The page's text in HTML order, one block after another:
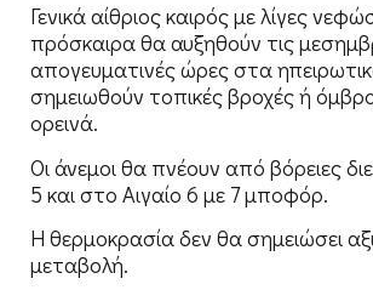
Γενικά αίθριος καιρός με λίγες
πρόσκαιρα θα αυξηθούν τις
απογευματινές ώρες στα
σημειωθούν τοπικές βροχές ή
ορεινά.
Οι άνεμοι θα πνέουν από βόρειες
5 και στο Αιγαίο 6 με 7 μποφόρ.
Η θερμοκρασία δεν θα σημειώσει
μεταβολή.